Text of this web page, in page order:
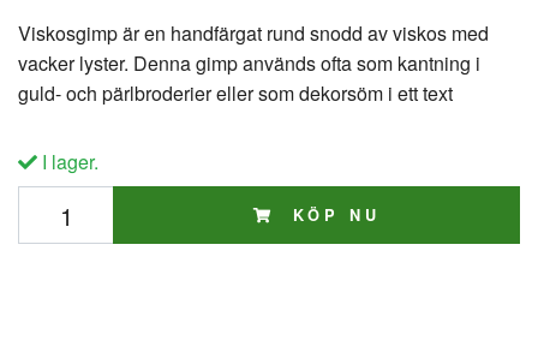
Viskosgimp är en handfärgat rund snodd av viskos med
vacker lyster. Denna gimp används ofta som kantning i
guld- och pärlbroderier eller som dekorsöm i ett text
I lager.
KÖP NU